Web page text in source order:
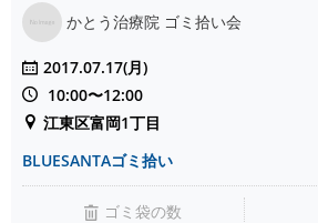
かとう治療院 ゴミ拾い会
2017.07.17(月)
10:00〜12:00
江東区富岡1丁目
BLUESANTAゴミ拾い
ゴミ袋の数